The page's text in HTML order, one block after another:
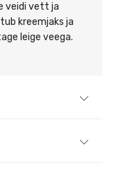
veidi vett ja
kreemjaks ja
leige veega.